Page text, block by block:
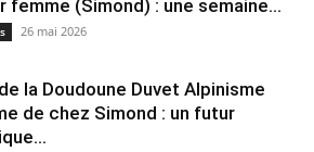
femme (Simond) : une semaine...
26 mai 2026
la Doudoune Duvet Alpinisme
de chez Simond : un futur